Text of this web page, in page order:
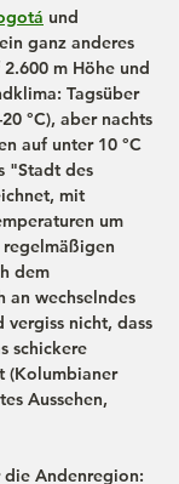
und
ganz anderes
m Höhe und
Tagsüber
°C), aber nachts
auf unter 10 °C
"Stadt des
mit
um
regelmäßigen
dem
an wechselndes
vergiss nicht, dass
schickere
(Kolumbianer
Aussehen,
die Andenregion: